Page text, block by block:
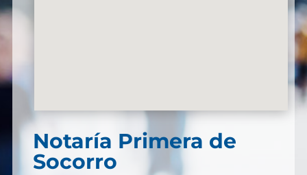
Notaría Primera de
Socorro